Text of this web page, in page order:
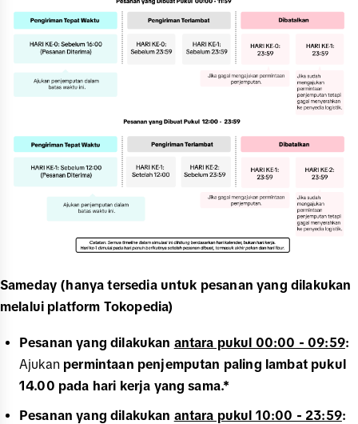
Sameday (hanya tersedia untuk pesanan yang dilakukan
melalui platform Tokopedia)
Pesanan yang dilakukan antara pukul 00:00 - 09:59:
Ajukan permintaan penjemputan paling lambat pukul
14.00 pada hari kerja yang sama.*
Pesanan yang dilakukan antara pukul 10:00 - 23:59: